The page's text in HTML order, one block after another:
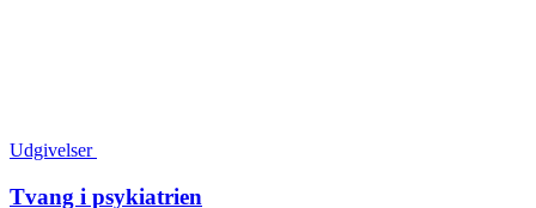
Udgivelser
Tvang i psykiatrien